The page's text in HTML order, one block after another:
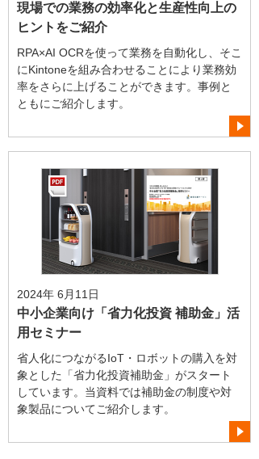
現場での業務の効率化と生産性向上の
ヒントをご紹介
RPA×AI OCRを使って業務を自動化し、そこ
にKintoneを組み合わせることにより業務効
率をさらに上げることができます。事例と
ともにご紹介します。
2024年 6月11日
中小企業向け「省力化投資 補助金」活
用セミナー
省人化につながるIoT・ロボットの購入を対
象とした「省力化投資補助金」がスタート
しています。当資料では補助金の制度や対
象製品についてご紹介します。